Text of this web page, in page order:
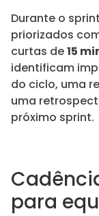
Durante o
priorizados
curtas de15
identificam
do ciclo, uma
uma
próximo sprint.
para